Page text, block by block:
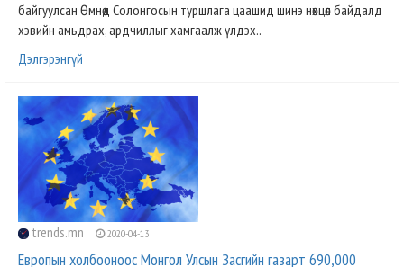
байгуулсан Өмнөд Солонгосын туршлага цаашид шинэ нөхцөл байдалд
хэвийн амьдрах, ардчиллыг хамгаалж үлдэх..
Дэлгэрэнгүй
trends.mn 2020-04-13
Европын холбооноос Монгол Улсын Засгийн газарт 690,000